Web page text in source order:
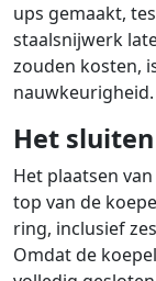
ups gemaakt,
staalsnijwerk
zouden kosten,
nauwkeurigheid.
Het
Het plaatsen
top van de
ring, inclusief
Omdat de